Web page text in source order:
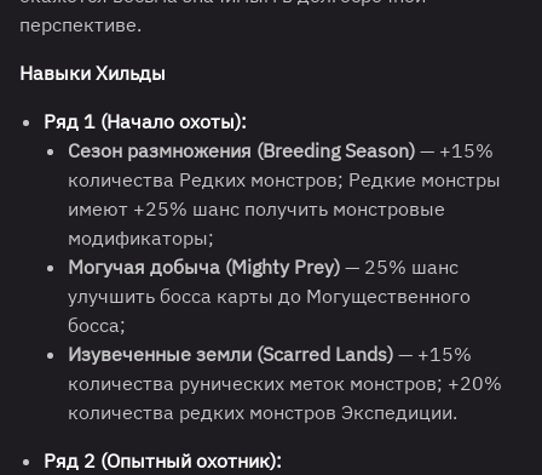
перспективе.
Навыки Хильды
Ряд 1 (Начало охоты):
Сезон размножения (Breeding Season) — +15%
количества Редких монстров; Редкие монстры
имеют +25% шанс получить монстровые
модификаторы;
Могучая добыча (Mighty Prey) — 25% шанс
улучшить босса карты до Могущественного
босса;
Изувеченные земли (Scarred Lands) — +15%
количества рунических меток монстров; +20%
количества редких монстров Экспедиции.
Ряд 2 (Опытный охотник):